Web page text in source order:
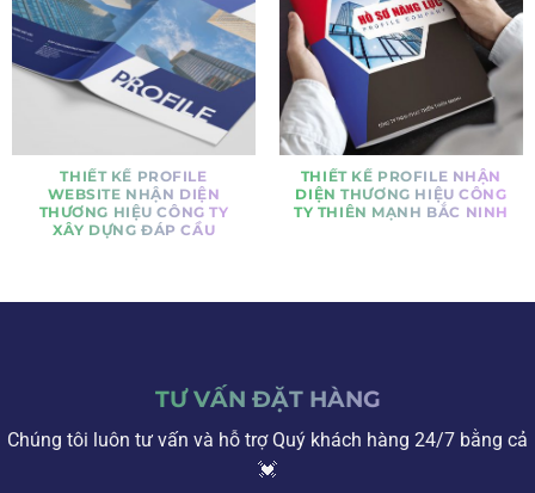
THIẾT KẾ PROFILE
WEBSITE NHẬN DIỆN
THƯƠNG HIỆU CÔNG TY
XÂY DỰNG ĐÁP CẦU
THIẾT KẾ PROFILE NHẬN
DIỆN THƯƠNG HIỆU CÔNG
TY THIÊN MẠNH BẮC NINH
TƯ VẤN ĐẶT HÀNG
Chúng tôi luôn tư vấn và hỗ trợ Quý khách hàng 24/7 bằng cả
💓